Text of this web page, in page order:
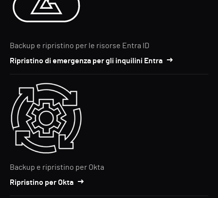
Backup e ripristino per le risorse Entra ID
Ripristino di emergenza per gli inquilini Entra
Backup e ripristino per Okta
Ripristino per Okta